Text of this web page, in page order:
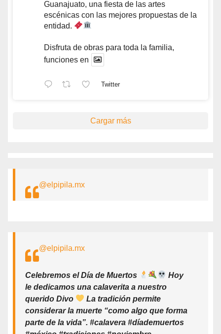
Guanajuato, una fiesta de las artes
escénicas con las mejores propuestas de la
entidad.
Disfruta de obras para toda la familia,
funciones en
Twitter
Cargar más
@elpipila.mx
@elpipila.mx
Celebremos el Día de Muertos
Hoy
le dedicamos una calaverita a nuestro
querido Divo
La tradición permite
considerar la muerte “como algo que forma
parte de la vida”. #calavera #díademuertos